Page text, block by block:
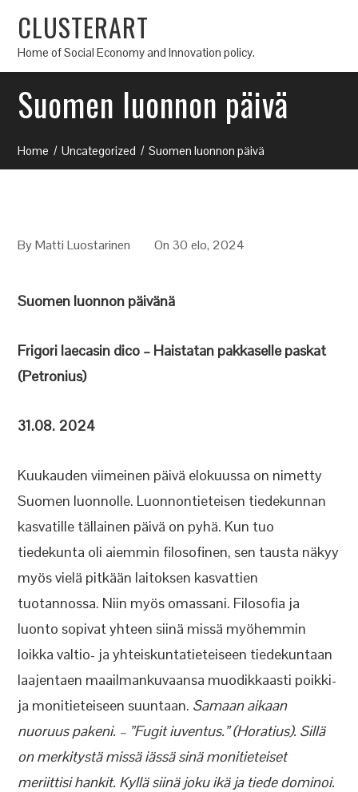
CLUSTERART
Home of Social Economy and Innovation policy.
Suomen luonnon päivä
Home Uncategorized Suomen luonnon päivä
ByMatti Luostarinen On 30 elo, 2024
Suomen luonnon päivänä
Frigori laecasin dico – Haistatan pakkaselle paskat
(Petronius)
31.08. 2024
Kuukauden viimeinen päivä elokuussa on nimetty
Suomen luonnolle. Luonnontieteisen tiedekunnan
kasvatille tällainen päivä on pyhä. Kun tuo
tiedekunta oli aiemmin filosofinen, sen tausta näkyy
myös vielä pitkään laitoksen kasvattien
tuotannossa. Niin myös omassani. Filosofia ja
luonto sopivat yhteen siinä missä myöhemmin
loikka valtio- ja yhteiskuntatieteiseen tiedekuntaan
laajentaen maailmankuvaansa muodikkaasti poikki-
ja monitieteiseen suuntaan. Samaan aikaan
nuoruus pakeni. – ”Fugit iuventus.” (Horatius). Sillä
on merkitystä missä iässä sinä monitieteiset
meriittisi hankit. Kyllä siinä joku ikä ja tiede dominoi.